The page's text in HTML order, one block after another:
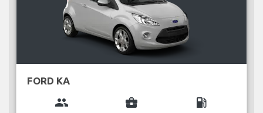
FORD KA
group business_center local_gas_station